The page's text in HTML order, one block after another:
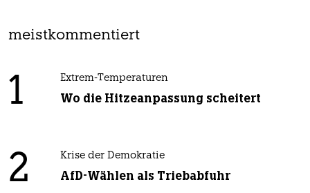
meistkommentiert
1 Extrem-Temperaturen
Wo die Hitzeanpassung scheitert
2 Krise der Demokratie
AfD-Wählen als Triebabfuhr